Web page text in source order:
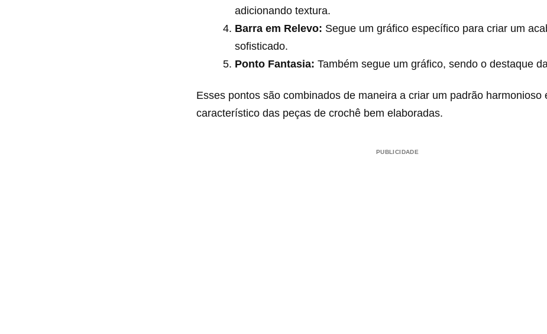
adicionando textura.
Barra em Relevo: Segue um gráfico específico para criar um
sofisticado.
Ponto Fantasia: Também segue um gráfico, sendo o destaque
Esses pontos são combinados de maneira a criar um padrão harmonioso
característico das peças de crochê bem elaboradas.
PUBLICIDADE